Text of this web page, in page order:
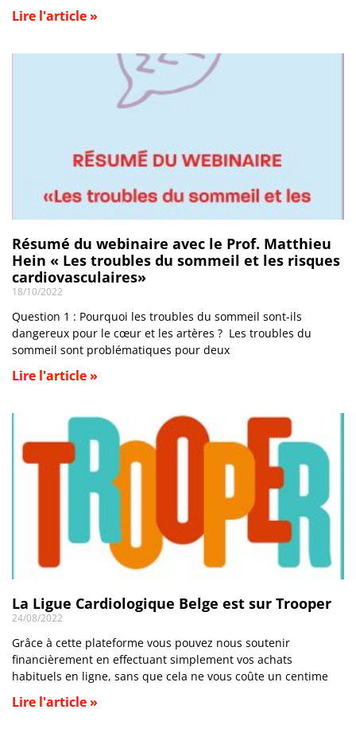
Lire l'article »
Résumé du webinaire avec le Prof. Matthieu
Hein « Les troubles du sommeil et les risques
cardiovasculaires»
18/10/2022
Question 1 : Pourquoi les troubles du sommeil sont-ils
dangereux pour le cœur et les artères ? Les troubles du
sommeil sont problématiques pour deux
Lire l'article »
La Ligue Cardiologique Belge est sur Trooper
24/08/2022
Grâce à cette plateforme vous pouvez nous soutenir
financièrement en effectuant simplement vos achats
habituels en ligne, sans que cela ne vous coûte un centime
Lire l'article »